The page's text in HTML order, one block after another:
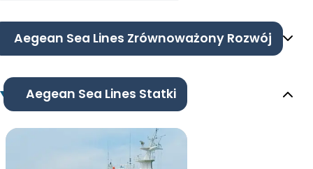
Aegean Sea Lines Zrównoważony Rozwój
Aegean Sea Lines Statki